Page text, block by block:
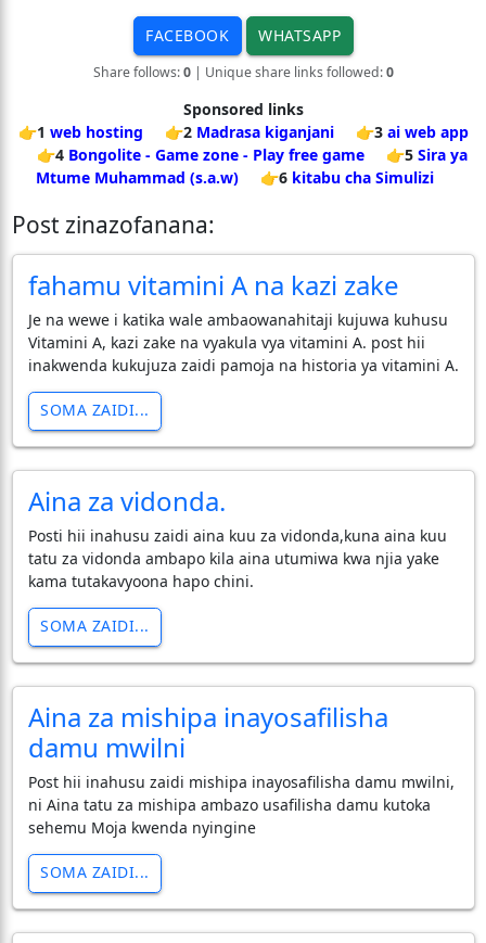
FACEBOOK WHATSAPP
Share follows:0| Unique share links followed:0
Sponsored links
👉1 web hosting 👉2 Madrasa kiganjani 👉3 ai web app
👉4 Bongolite - Game zone - Play free game 👉5 Sira ya
Mtume Muhammad (s.a.w)
👉6 kitabu cha Simulizi
Post zinazofanana:
fahamu vitamini A na kazi zake
Je na wewe i katika wale ambaowanahitaji kujuwa kuhusu
Vitamini A, kazi zake na vyakula vya vitamini A. post hii
inakwenda kukujuza zaidi pamoja na historia ya vitamini A.
SOMA ZAIDI...
Aina za vidonda.
Posti hii inahusu zaidi aina kuu za vidonda,kuna aina kuu
tatu za vidonda ambapo kila aina utumiwa kwa njia yake
kama tutakavyoona hapo chini.
SOMA ZAIDI...
Aina za mishipa inayosafilisha
damu mwilni
Post hii inahusu zaidi mishipa inayosafilisha damu mwilni,
ni Aina tatu za mishipa ambazo usafilisha damu kutoka
sehemu Moja kwenda nyingine
SOMA ZAIDI...